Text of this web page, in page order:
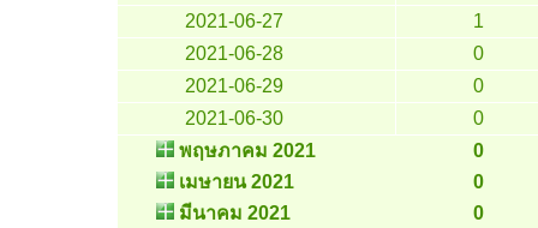
2021-06-27
1
2021-06-28
0
2021-06-29
0
2021-06-30
0
พฤษภาคม 2021
0
เมษายน 2021
0
มีนาคม 2021
0